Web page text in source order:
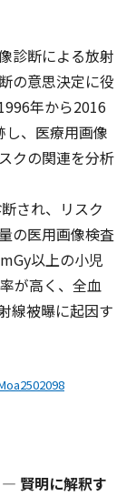
診断による放射
の意思決定に役
年から2016
、医療用画像
クの関連を分析
され、リスク
の医用画像検査
以上の小児
が高く、全血
線被曝に起因す
賢明に解釈す